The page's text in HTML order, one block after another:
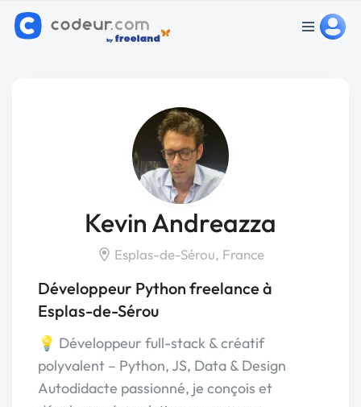
Kevin Andreazza
Esplas-de-Sérou, France
Développeur Python freelance à
Esplas-de-Sérou
💡 Développeur full-stack & créatif
polyvalent – Python, JS, Data & Design
Autodidacte passionné, je conçois et